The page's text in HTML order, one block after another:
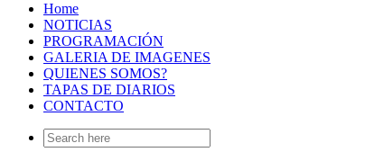
Home
NOTICIAS
PROGRAMACIÓN
GALERIA DE IMAGENES
QUIENES SOMOS?
TAPAS DE DIARIOS
CONTACTO
Search
for: